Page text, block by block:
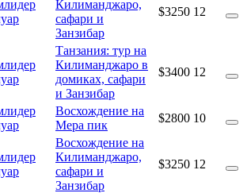
Килиманджаро,
сафари и
Занзибар
$3250 12
Танзания: тур на
Килиманджаро в
домиках, сафари
и Занзибар
$3400 12
Восхождение на
Мера пик
$2800 10
Восхождение на
Килиманджаро,
сафари и
Занзибар
$3250 12